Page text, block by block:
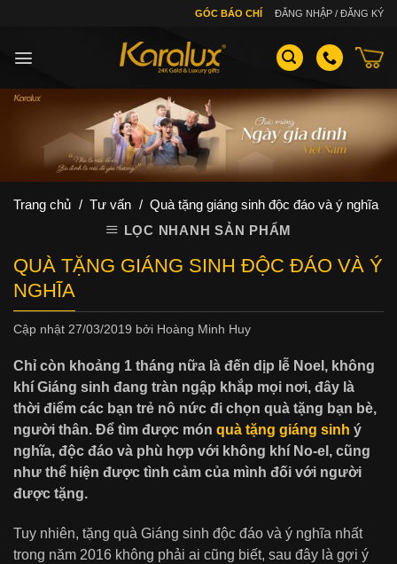
GÓC BÁO CHÍ ĐĂNG NHẬP / ĐĂNG KÝ
Trang chủ / Tư vấn / Quà tặng giáng sinh độc đáo và ý nghĩa
LỌC NHANH SẢN PHẨM
QUÀ TẶNG GIÁNG SINH ĐỘC ĐÁO VÀ Ý
NGHĨA
Cập nhật 27/03/2019 bởi Hoàng Minh Huy
Chỉ còn khoảng 1 tháng nữa là đến dịp lễ Noel, không
khí Giáng sinh đang tràn ngập khắp mọi nơi, đây là
thời điểm các bạn trẻ nô nức đi chọn quà tặng bạn bè,
người thân. Để tìm được món quà tặng giáng sinh ý
nghĩa, độc đáo và phù hợp với không khí No-el, cũng
như thể hiện được tình cảm của mình đối với người
được tặng.
Tuy nhiên, tặng quà Giáng sinh độc đáo và ý nghĩa nhất
trong năm 2016 không phải ai cũng biết, sau đây là gợi ý